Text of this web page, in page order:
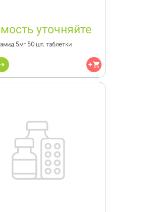
уточняйте
5мг 50 шт. таблетки